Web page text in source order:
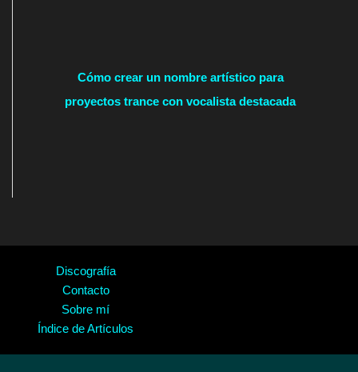
Cómo crear un nombre artístico para
proyectos trance con vocalista destacada
Discografía
Contacto
Sobre mí
Índice de Artículos